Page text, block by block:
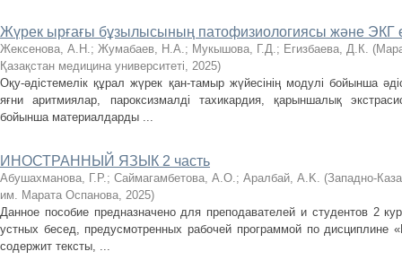
Жүрек ырғағы бұзылысының патофизиологиясы және ЭКГ
Жексенова, А.Н.; Жумабаев, Н.А.; Мукышова, Г.Д.; Егизбаева, Д.К. (
Қазақстан медицина университеті, 2025)
Оқу-әдістемелік құрал жүрек қан-тамыр жүйесінің модулі бойынша
яғни аритмиялар, пароксизмалді тахикардия, қарыншалық
бойынша материалдарды ...
ИНОСТРАННЫЙ ЯЗЫК 2 часть
Абушахманова, Г.Р.; Саймагамбетова, А.O.; Аралбай, А.K. (Западно-
им. Марата Оспанова, 2025)
Данное пособие предназначено для преподавателей и студентов 2
устных бесед, предусмотренных рабочей программой по дисциплине
содержит тексты, ...